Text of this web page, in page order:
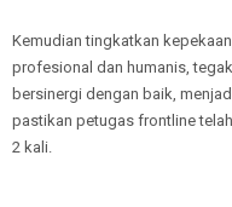
Kemudian tingkatkan
profesional dan humanis,
bersinergi dengan baik,
pastikan petugas frontline
2 kali.